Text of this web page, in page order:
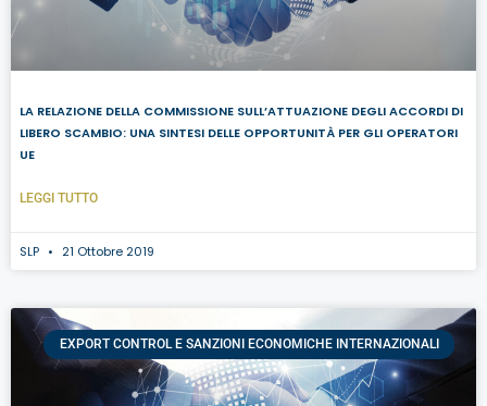
LA RELAZIONE DELLA COMMISSIONE SULL’ATTUAZIONE DEGLI ACCORDI DI
LIBERO SCAMBIO: UNA SINTESI DELLE OPPORTUNITÀ PER GLI OPERATORI
UE
LEGGI TUTTO
SLP 21 Ottobre 2019
EXPORT CONTROL E SANZIONI ECONOMICHE INTERNAZIONALI